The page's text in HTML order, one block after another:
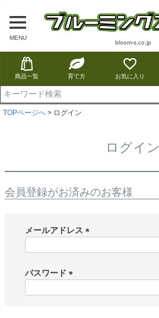
MENU
bloom-s.co.jp
商品一覧 育て方 お気に入り
TOPページへ ログイン
ログイン
会員登録がお済みのお客様
メールアドレス
)
パスワード